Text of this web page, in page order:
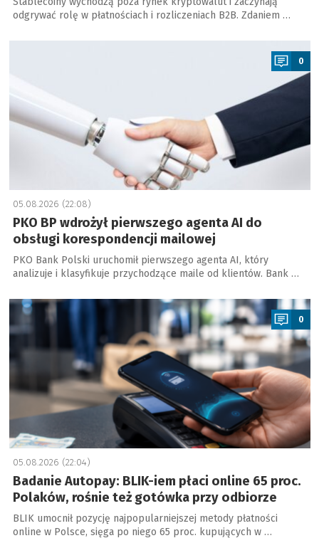
odgrywać rolę w płatnościach i rozliczeniach B2B. Zdaniem …
a
0
05.08.2026 (22:08)
PKO BP wdrożył pierwszego agenta AI do
obsługi korespondencji mailowej
PKO Bank Polski uruchomił pierwszego agenta AI, który
analizuje i klasyfikuje przychodzące maile od klientów. Bank …
a
0
05.08.2026 (22:04)
Badanie Autopay: BLIK-iem płaci online 65 proc.
Polaków, rośnie też gotówka przy odbiorze
BLIK umocnił pozycję najpopularniejszej metody płatności
online w Polsce, sięga po niego 65 proc. kupujących w …